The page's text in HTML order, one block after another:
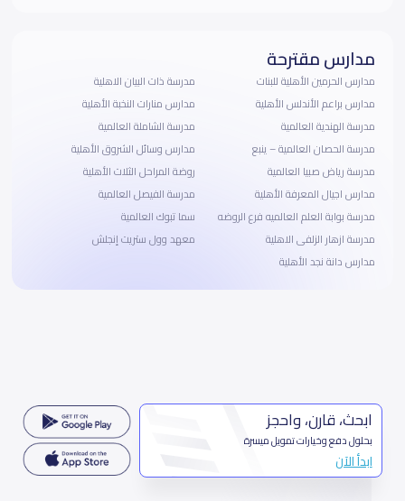
مدارس مقترحة
مدارس الحرمين الأهلية للبنات
مدارس براعم الأندلس الأهلية
مدرسة الهندية العالمية
مدرسة الحصان العالمية – ينبع
مدرسة رياض صبيا العالمية
مدارس اجيال المعرفة الأهلية
مدرسة بوابة العلم العالميه فرع الروضه
مدرسة ازهار الزلفى الاهلية
مدارس دانة نجد الأهلية
مدرسة ذات البيان الاهلية
مدارس منارات النخبة الأهلية
مدرسة الشاملة العالمية
مدارس وسائل الشروق الأهلية
روضة المراحل الثلاث الأهلية
مدرسة الفيصل العالمية
سما تبوك العالمية
معهد وول ستريت إنجلش
ابحث، قارن، واحجز
بحلول دفع وخيارات تمويل ميسرة
ابدأ الآن